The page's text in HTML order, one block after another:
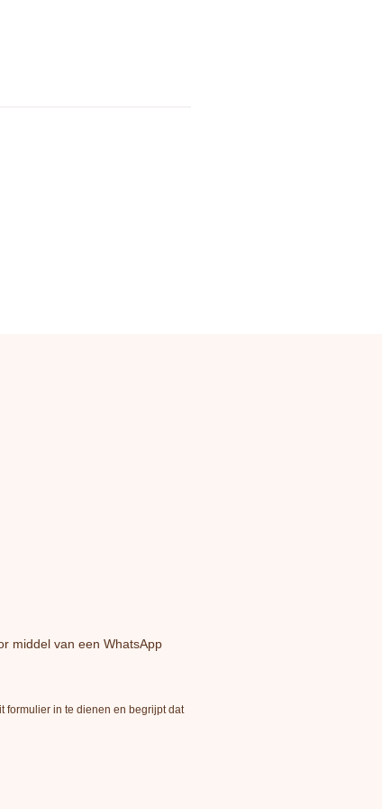
middel van een WhatsApp
formulier in te dienen en begrijpt dat